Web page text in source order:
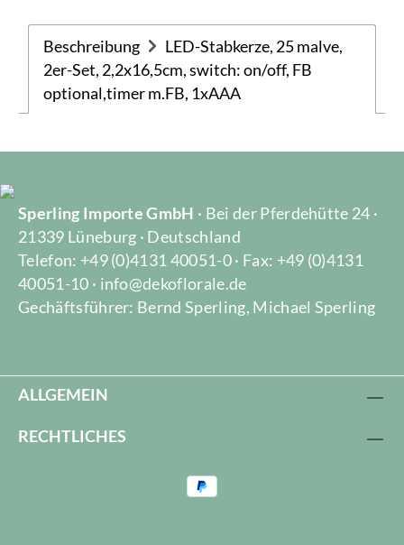
Beschreibung
LED-Stabkerze, 25 malve,
2er-Set, 2,2x16,5cm, switch: on/off, FB
optional,timer m.FB, 1xAAA
Sperling Importe GmbH · Bei der Pferdehütte 24 ·
21339 Lüneburg · Deutschland
Telefon: +49 (0)4131 40051-0 · Fax: +49 (0)4131
40051-10 · info@dekoflorale.de
Gechäftsführer: Bernd Sperling, Michael Sperling
ALLGEMEIN
RECHTLICHES